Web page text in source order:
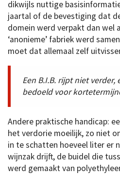
dikwijls nuttige
jaartal of de bevestiging dat
domein werd verpakt dan wel
‘anonieme’ fabriek werd
moet dat allemaal zelf
Een B.I.B. rijpt niet verder,
bedoeld voor
Andere praktische handicap:
het verdorie moeilijk, zo niet
in te schatten hoeveel liter er
wijnzak drijft, de buidel die
werd gemaakt van